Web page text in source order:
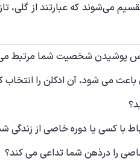
می‌شوند که عبارتند از گلی،
پوشیدن شخصیت شما مرتبط
می شود، آن ادکلن را انتخاب
با کسی یا دوره خاصی از
را درذهن شما تداعی می کند؟